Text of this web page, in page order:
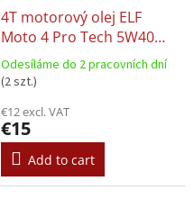
4T motorový olej ELF
Moto 4 Pro Tech 5W40
(1l)
Odesíláme do 2 pracovních dní
(2 szt.)
€12 excl. VAT
€15
Add to cart